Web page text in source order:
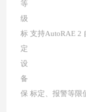
等
级
标
定
设
备
支持AutoRAE 2
保 标定、报警等限